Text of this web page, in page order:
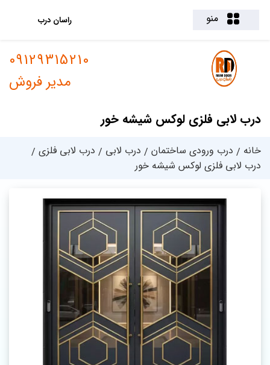
منو راسان درب
درب لابی فلزی لوکس شیشه خور
09129315210
مدیر فروش
خانه درب ورودی ساختمان درب لابی
درب لابی فلزی
درب لابی فلزی لوکس شیشه خور